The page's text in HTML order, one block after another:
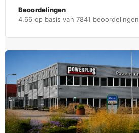
Beoordelingen
4.66 op basis van 7841 beoordelingen